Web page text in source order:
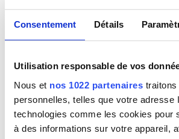
Consentement Détails
Utilisation responsable de vos
Nous et nos 1022 partenaires traitons
personnelles, telles que votre adresse
technologies comme les cookies pour
à des informations sur votre appareil,
Lisière de bois en Zélande
Euphrosine Beernaert